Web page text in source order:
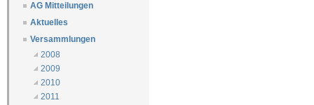
AG Mitteilungen
Aktuelles
Versammlungen
2008
2009
2010
2011